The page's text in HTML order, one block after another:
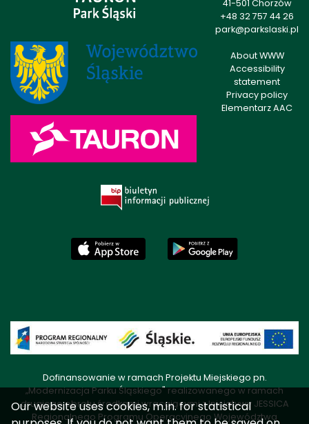
41-501 Chorzów
+48 32 757 44 26
park@parkslaski.pl
About WWW
Accessibility
statement
Privacy policy
Elementarz AAC
Dofinansowanie w ramach Projektu Miejskiego pn.
„Modernizacja Parku Śląskiego" realizowanego w ramach
drugiego obrotu środkami wracającymi z Inicjatywy JESSICA
Regionalnego Programu Operacyjnego Województwa
Our website uses cookies, m.in. for statistical